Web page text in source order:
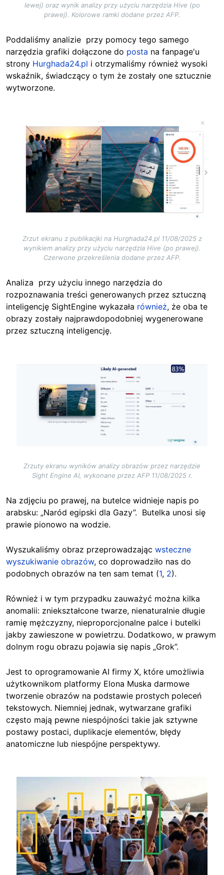
lewej) oraz wynik analizy przy użyciu narzędzia Hive (po
prawej). Kolorowe ramki dodane przez AFP.
Poddaliśmy analizie przy pomocy tego samego
narzędzia grafiki dołączone do posta na fanpage'u
strony Hurghada24.pl i otrzymaliśmy również wysoki
wskaźnik, świadczący o tym że zostały one sztucznie
wytworzone.
Image
Zrzut ekranu z publikacjki na Hurghada24.pl 11/08/2025 z
wynikiem analizy przy użyciu narzędzia Hive (po prawej).
Czerwone przekreślenia dodane przez AFP.
Analiza przy użyciu innego narzędzia do
rozpoznawania treści generowanych przez sztuczną
inteligencję SightEngine wykazała również, że oba te
obrazy zostały najprawdopodobniej wygenerowane
przez sztuczną inteligencję.
Zrzuty ekranu wyników analizy obrazów przez narzędzie
Sight Engine AI, wykonane przez AFP 11/08/2025 r.
Na zdjęciu po prawej, na butelce widnieje napis po
arabsku: „Naród egipski dla Gazy”. Butelka unosi się
prawie pionowo na wodzie.
Wyszukaliśmy obraz przeprowadzając wsteczne
wyszukiwanie obrazów, co doprowadziło nas do
podobnych obrazów na ten sam temat (1, 2).
Również i w tym przypadku zauważyć można kilka
anomalii: zniekształcone twarze, nienaturalnie długie
ramię mężczyzny, nieproporcjonalne palce i butelki
jakby zawieszone w powietrzu. Dodatkowo, w prawym
dolnym rogu obrazu pojawia się napis „Grok”.
Jest to oprogramowanie AI firmy X, które umożliwia
użytkownikom platformy Elona Muska darmowe
tworzenie obrazów na podstawie prostych poleceń
tekstowych. Niemniej jednak, wytwarzane grafiki
często mają pewne niespójności takie jak sztywne
postawy postaci, duplikacje elementów, błędy
anatomiczne lub niespójne perspektywy.